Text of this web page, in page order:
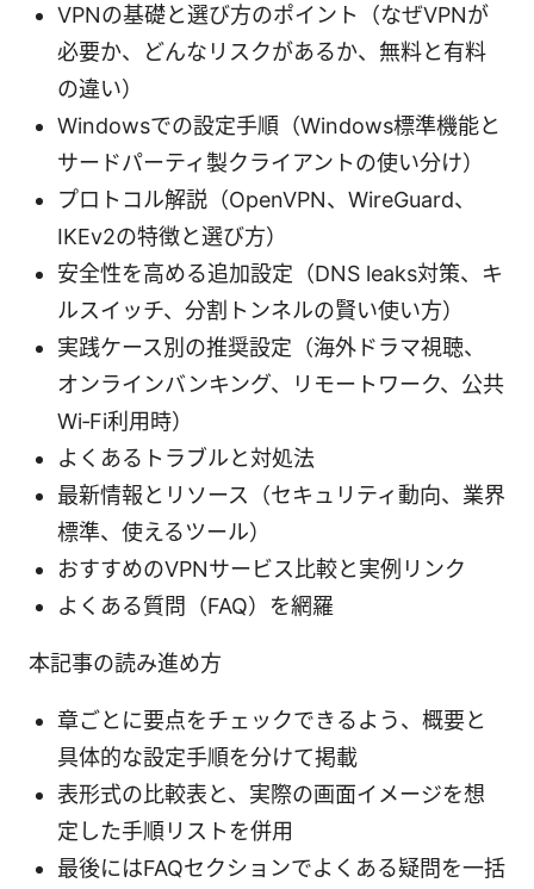
VPNの基礎と選び方のポイント（なぜVPNが
必要か、どんなリスクがあるか、無料と有料
の違い）
Windowsでの設定手順（Windows標準機能と
サードパーティ製クライアントの使い分け）
プロトコル解説（OpenVPN、WireGuard、
IKEv2の特徴と選び方）
安全性を高める追加設定（DNS leaks対策、キ
ルスイッチ、分割トンネルの賢い使い方）
実践ケース別の推奨設定（海外ドラマ視聴、
オンラインバンキング、リモートワーク、公共
Wi‑Fi利用時）
よくあるトラブルと対処法
最新情報とリソース（セキュリティ動向、業界
標準、使えるツール）
おすすめのVPNサービス比較と実例リンク
よくある質問（FAQ）を網羅
本記事の読み進め方
章ごとに要点をチェックできるよう、概要と
具体的な設定手順を分けて掲載
表形式の比較表と、実際の画面イメージを想
定した手順リストを併用
最後にはFAQセクションでよくある疑問を一括